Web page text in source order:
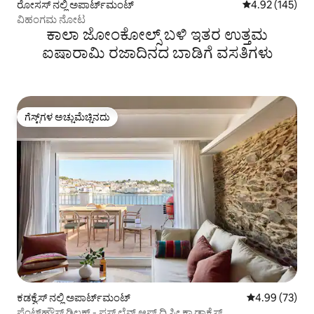
ರೋಸಸ್ ನಲ್ಲಿ ಅಪಾರ್ಟ್‌ಮಂಟ್ 5 ರಲ್ಲಿ 4.92
4.92 (145)
ವಿಹಂಗಮ ನೋಟ
ಕಾಲಾ ಜೋಂಕೋಲ್ಸ್ ಬಳಿ ಇತರ ಉತ್ತಮ
ಐಷಾರಾಮಿ ರಜಾದಿನದ ಬಾಡಿಗೆ ವಸತಿಗಳು
ಗೆಸ್ಟ್‌ಗಳ ಅಚ್ಚುಮೆಚ್ಚಿನದು
ಗೆಸ್ಟ್‌ಗಳ ಅಚ್ಚುಮೆಚ್ಚಿನದು
ಕಡಕ್ವೆಸ್ ನಲ್ಲಿ ಅಪಾರ್ಟ್‌ಮಂಟ್ 5 ರಲ್ಲಿ 4.99
4.99 (73)